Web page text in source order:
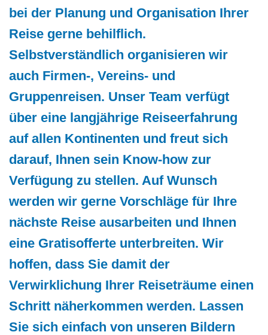
bei der Planung und Organisation Ihrer
Reise gerne behilflich.
Selbstverständlich organisieren wir
auch Firmen-, Vereins- und
Gruppenreisen. Unser Team verfügt
über eine langjährige Reiseerfahrung
auf allen Kontinenten und freut sich
darauf, Ihnen sein Know-how zur
Verfügung zu stellen. Auf Wunsch
werden wir gerne Vorschläge für Ihre
nächste Reise ausarbeiten und Ihnen
eine Gratisofferte unterbreiten. Wir
hoffen, dass Sie damit der
Verwirklichung Ihrer Reiseträume einen
Schritt näherkommen werden. Lassen
Sie sich einfach von unseren Bildern